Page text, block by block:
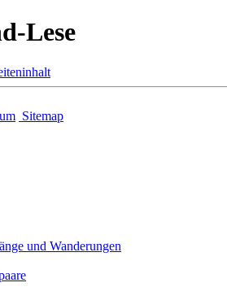
Lese
Sitemap
und Wanderungen